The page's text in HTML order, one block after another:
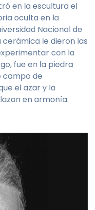
en la escultura el
oculta en la
Nacional de
le dieron las
con la
fue en la piedra
campo de
el azar y la
en armonía.